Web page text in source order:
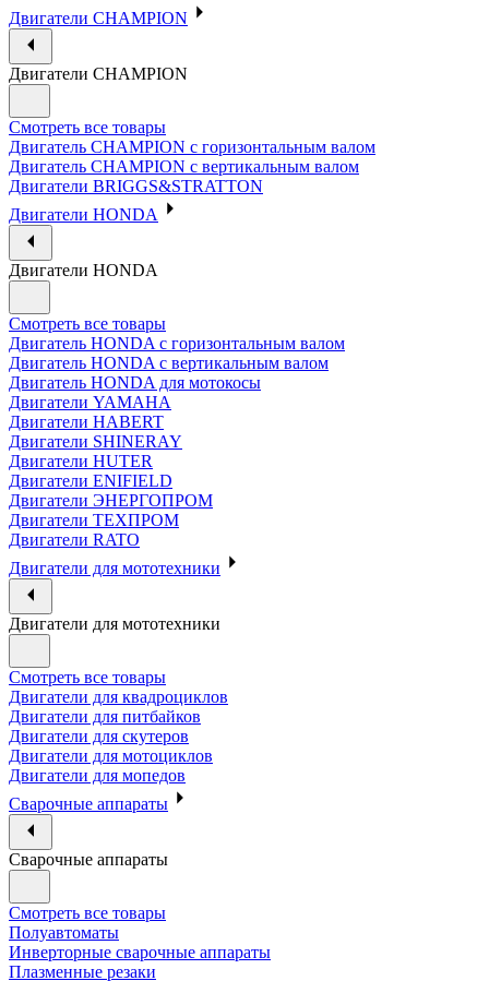
Двигатели CHAMPION
Двигатели CHAMPION
Смотреть все товары
Двигатель CHAMPION с горизонтальным валом
Двигатель CHAMPION с вертикальным валом
Двигатели BRIGGS&STRATTON
Двигатели HONDA
Двигатели HONDA
Смотреть все товары
Двигатель HONDA с горизонтальным валом
Двигатель HONDA с вертикальным валом
Двигатель HONDA для мотокосы
Двигатели YAMAHA
Двигатели HABERT
Двигатели SHINERAY
Двигатели HUTER
Двигатели ENIFIELD
Двигатели ЭНЕРГОПРОМ
Двигатели ТЕХПРОМ
Двигатели RATO
Двигатели для мототехники
Двигатели для мототехники
Смотреть все товары
Двигатели для квадроциклов
Двигатели для питбайков
Двигатели для скутеров
Двигатели для мотоциклов
Двигатели для мопедов
Сварочные аппараты
Сварочные аппараты
Смотреть все товары
Полуавтоматы
Инверторные сварочные аппараты
Плазменные резаки